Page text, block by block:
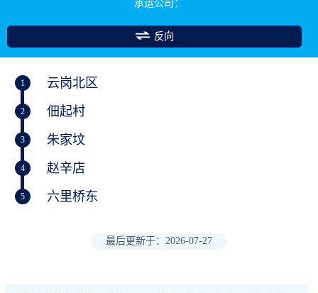
承运公司：
反向
1 云岗北区
2 佃起村
3 朱家坟
4 赵辛店
5 六里桥东
最后更新于：2026-07-27